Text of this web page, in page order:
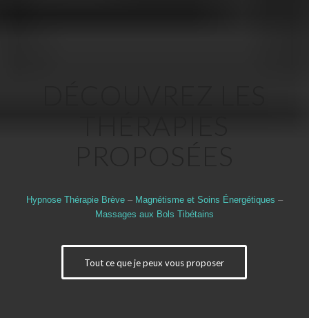
Hypnose Thérapie Brève– Magnétisme et Soins Énergétiques –
Massages aux Bols Tibétains
Tout ce que je peux vous proposer